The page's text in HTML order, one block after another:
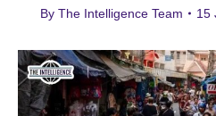
By The Intelligence Team 15